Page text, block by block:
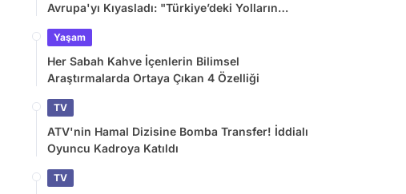
Avrupa'yı Kıyasladı: "Türkiye’deki Yolların
Yaşam
Her Sabah Kahve İçenlerin Bilimsel
Araştırmalarda Ortaya Çıkan 4 Özelliği
TV
ATV'nin Hamal Dizisine Bomba Transfer! İddialı
Oyuncu Kadroya Katıldı
TV